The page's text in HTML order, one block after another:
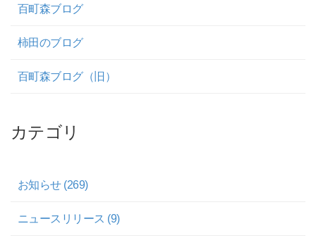
百町森ブログ
柿田のブログ
百町森ブログ（旧）
カテゴリ
お知らせ (269)
ニュースリリース (9)